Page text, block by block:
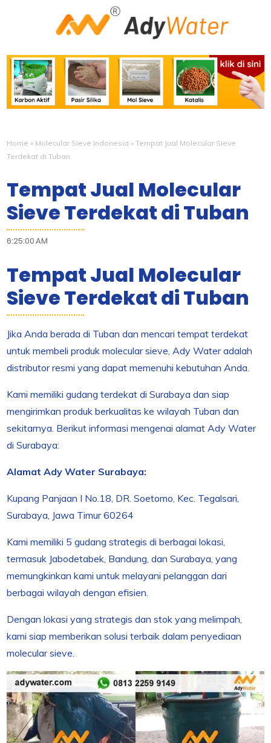
Home » Molecular Sieve Indonesia »Tempat Jual Molecular Sieve
Terdekat di Tuban
Tempat Jual Molecular
Sieve Terdekat di Tuban
6:25:00 AM
Tempat Jual Molecular
Sieve Terdekat di Tuban
Jika Anda berada di Tuban dan mencari tempat terdekat
untuk membeli produk molecular sieve, Ady Water adalah
distributor resmi yang dapat memenuhi kebutuhan Anda.
Kami memiliki gudang terdekat di Surabaya dan siap
mengirimkan produk berkualitas ke wilayah Tuban dan
sekitarnya. Berikut informasi mengenai alamat Ady Water
di Surabaya:
Alamat Ady Water Surabaya:
Kupang Panjaan I No.18, DR. Soetomo, Kec. Tegalsari,
Surabaya, Jawa Timur 60264
Kami memiliki 5 gudang strategis di berbagai lokasi,
termasuk Jabodetabek, Bandung, dan Surabaya, yang
memungkinkan kami untuk melayani pelanggan dari
berbagai wilayah dengan efisien.
Dengan lokasi yang strategis dan stok yang melimpah,
kami siap memberikan solusi terbaik dalam penyediaan
molecular sieve.